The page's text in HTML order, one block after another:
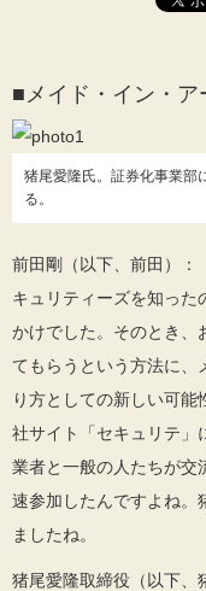
■メイド・イン・
猪尾愛隆氏。証券化事業部
る。
前田剛（以下、前田）
キュリティーズを知った
かけでした。そのとき、
てもらうという方法に、
り方としての新しい可
社サイト「セキュリテ」
業者と一般の人たちが交
速参加したんですよね。
ましたね。
猪尾愛隆取締役（以下